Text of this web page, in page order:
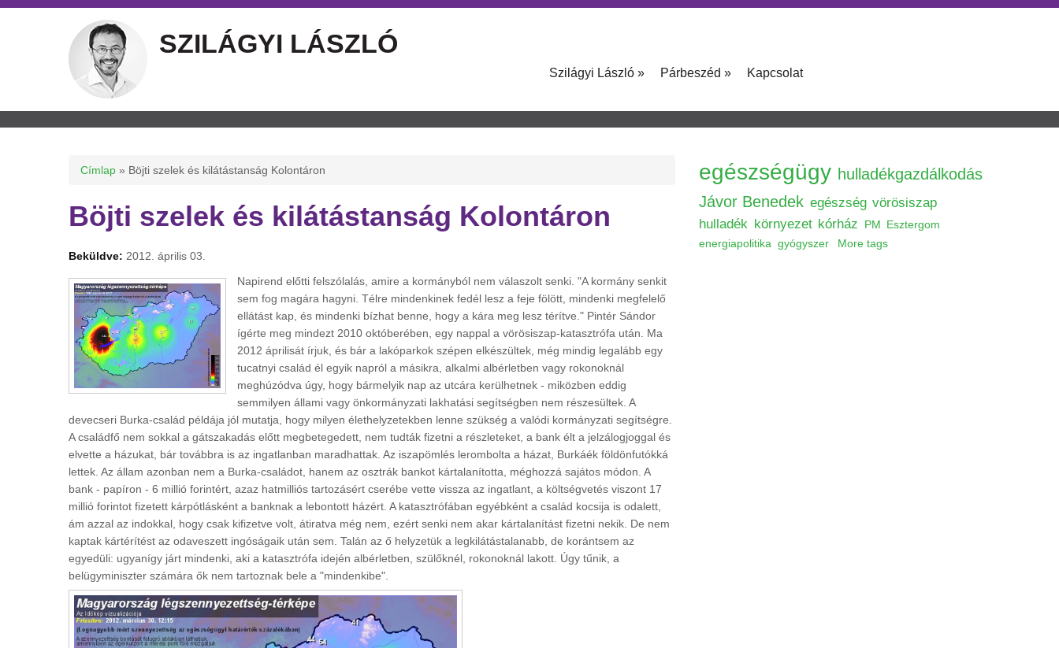
SZILÁGYI LÁSZLÓ
Szilágyi László » Párbeszéd » Kapcsolat
Jelenlegi hely
Címlap » Böjti szelek és kilátástanság Kolontáron
Böjti szelek és kilátástanság Kolontáron
Beküldve: 2012. április 03.
Napirend előtti felszólalás, amire a kormányból nem válaszolt senki. "A kormány senkit
sem fog magára hagyni. Télre mindenkinek fedél lesz a feje fölött, mindenki megfelelő
ellátást kap, és mindenki bízhat benne, hogy a kára meg lesz térítve." Pintér Sándor
ígérte meg mindezt 2010 októberében, egy nappal a vörösiszap-katasztrófa után. Ma
2012 áprilisát írjuk, és bár a lakóparkok szépen elkészültek, még mindig legalább egy
tucatnyi család él egyik napról a másikra, alkalmi albérletben vagy rokonoknál
meghúzódva úgy, hogy bármelyik nap az utcára kerülhetnek - miközben eddig
semmilyen állami vagy önkormányzati lakhatási segítségben nem részesültek. A
devecseri Burka-család példája jól mutatja, hogy milyen élethelyzetekben lenne szükség a valódi kormányzati segítségre.
A családfő nem sokkal a gátszakadás előtt megbetegedett, nem tudták fizetni a részleteket, a bank élt a jelzálogjoggal és
elvette a házukat, bár továbbra is az ingatlanban maradhattak. Az iszapömlés lerombolta a házat, Burkáék földönfutókká
lettek. Az állam azonban nem a Burka-családot, hanem az osztrák bankot kártalanította, méghozzá sajátos módon. A
bank - papíron - 6 millió forintért, azaz hatmilliós tartozásért cserébe vette vissza az ingatlant, a költségvetés viszont 17
millió forintot fizetett kárpótlásként a banknak a lebontott házért. A katasztrófában egyébként a család kocsija is odalett,
ám azzal az indokkal, hogy csak kifizetve volt, átiratva még nem, ezért senki nem akar kártalanítást fizetni nekik. De nem
kaptak kártérítést az odaveszett ingóságaik után sem. Talán az ő helyzetük a legkilátástalanabb, de korántsem az
egyedüli: ugyanígy járt mindenki, aki a katasztrófa idején albérletben, szülőknél, rokonoknál lakott. Úgy tűnik, a
belügyminiszter számára ők nem tartoznak bele a "mindenkibe".
egészségügy hulladékgazdálkodás
Jávor Benedek egészség vörösiszap
hulladék környezet kórház PM Esztergom
energiapolitika gyógyszer More tags